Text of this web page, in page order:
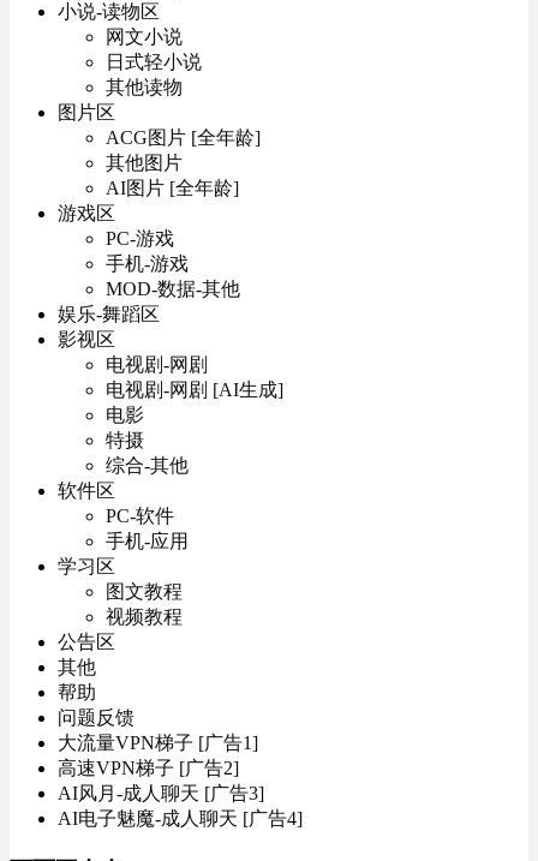
小说-读物区
网文小说
日式轻小说
其他读物
图片区
ACG图片 [全年龄]
其他图片
AI图片 [全年龄]
游戏区
PC-游戏
手机-游戏
MOD-数据-其他
娱乐-舞蹈区
影视区
电视剧-网剧
电视剧-网剧 [AI生成]
电影
特摄
综合-其他
软件区
PC-软件
手机-应用
学习区
图文教程
视频教程
公告区
其他
帮助
问题反馈
大流量VPN梯子 [广告1]
高速VPN梯子 [广告2]
AI风月-成人聊天 [广告3]
AI电子魅魔-成人聊天 [广告4]